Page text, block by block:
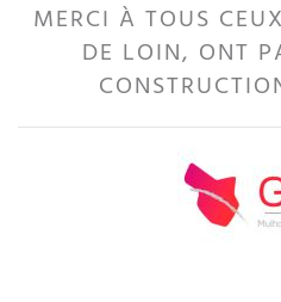
MERCI À TOUS
DE LOIN, ONT